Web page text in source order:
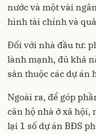
nước và một vài
hình tài chính và
Đối với nhà đầu tư:
lành mạnh, đủ khả
sản thuộc các dự án
Ngoài ra, để góp
căn hộ nhà ở xã hội,
lại 1 số dự án BĐS